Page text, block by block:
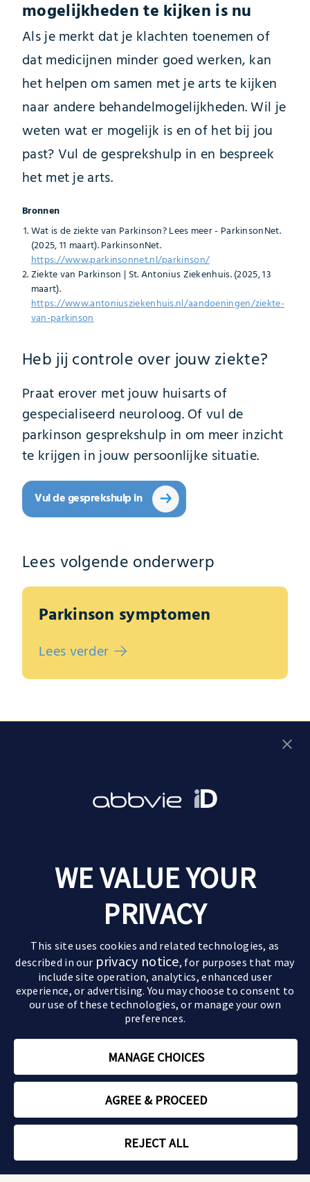
mogelijkheden te kijken is nu
Als je merkt dat je klachten toenemen of
dat medicijnen minder goed werken, kan
het helpen om samen met je arts te kijken
naar andere behandelmogelijkheden. Wil je
weten wat er mogelijk is en of het bij jou
past? Vul de gesprekshulp in en bespreek
het met je arts.
Bronnen
Wat is de ziekte van Parkinson? Lees meer - ParkinsonNet.
(2025, 11 maart). ParkinsonNet.
https://www.parkinsonnet.nl/parkinson/
Ziekte van Parkinson | St. Antonius Ziekenhuis. (2025, 13
maart).
https://www.antoniusziekenhuis.nl/aandoeningen/ziekte-
van-parkinson
Heb jij controle over jouw ziekte?
Praat erover met jouw huisarts of
gespecialiseerd neuroloog. Of vul de
parkinson gesprekshulp in om meer inzicht
te krijgen in jouw persoonlijke situatie.
Vul de gesprekshulp in
Lees volgende onderwerp
Parkinson symptomen
Lees verder
Goede momenten
Leefstijltips
Actief zijn
Relaties
Over parkinson
De ziekte van parkinson
Verloop van de ziekte
Symptomen
Motorische symptomen
Niet-motorische symptomen
Behandelingen
Medicijnen
Geavanceerde behandelingen
Paramedische zorg
Partners & kinderen
Impact op partner en kinderen
Impact op de relatie
Zorgen voor een ouder
Tips om voor jezelf te zorgen
Sommige beelden en personages op deze website
zijn AI-gegenereerd of dienen uitsluitend ter
Gebruikersvoorwaarden
Contact
Cookie Preferences
WE VALUE YOUR
PRIVACY
This site uses cookies and related technologies, as
described in our privacy notice, for purposes that may
include site operation, analytics, enhanced user
experience, or advertising. You may choose to consent to
our use of these technologies, or manage your own
preferences.
MANAGE CHOICES
AGREE & PROCEED
REJECT ALL